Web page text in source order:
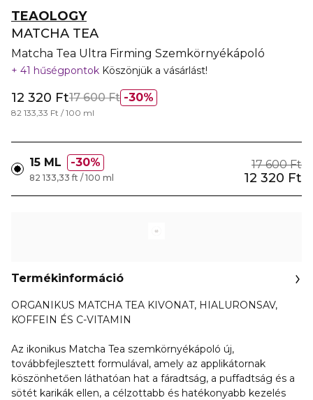
TEAOLOGY
MATCHA TEA
Matcha Tea Ultra Firming Szemkörnyékápoló
41 hűségpontok Köszönjük a vásárlást!
30%
12 320 Ft17 600 Ft
82 133,33 Ft / 100 ml
15 ML 30% 17 600 Ft
12 320 Ft
82 133,33 ft / 100 ml
Termékinformáció
ORGANIKUS MATCHA TEA KIVONAT, HIALURONSAV,
KOFFEIN ÉS C-VITAMIN
Az ikonikus Matcha Tea szemkörnyékápoló új,
továbbfejlesztett formulával, amely az applikátornak
köszönhetően láthatóan hat a fáradtság, a puffadtság és a
sötét karikák ellen, a célzottabb és hatékonyabb kezelés